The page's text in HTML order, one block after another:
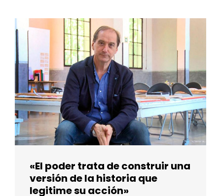
«El poder trata de construir una
versión de la historia que
legitime su acción»